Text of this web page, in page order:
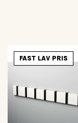
FAST LAV PRIS